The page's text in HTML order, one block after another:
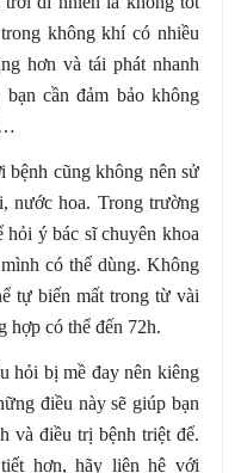
không khí có nhiều
hơn và tái phát nhanh
cần đảm bảo không
bệnh cũng không nên sử
nước hoa. Trong trường
hỏi ý bác sĩ chuyên khoa
có thể dùng. Không
tự biến mất trong từ vài
hợp có thể đến 72h.
hỏi bị mề đay nên kiêng
điều này sẽ giúp bạn
và điều trị bệnh triệt để.
hơn, hãy liên hệ với